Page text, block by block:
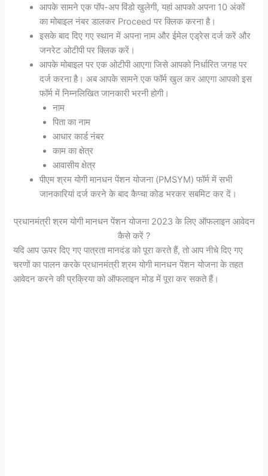
आपके सामने एक पॉप-अप विंडो खुलेगी, यहां आपको अपना 10 अंकों
का मोबाइल नंबर डालकर Proceed पर क्लिक करना है।
इसके बाद दिए गए स्थान में अपना नाम और ईमेल एड्रेस दर्ज करें और
जनरेट ओटीपी पर क्लिक करें।
आपके मोबाइल पर एक ओटीपी आएगा जिसे आपको निर्धारित जगह पर
दर्ज करना है। अब आपके सामने एक फॉर्म खुल कर आएगा आपको इस
फॉर्म में निम्नलिखित जानकारी भरनी होगी।
नाम
पिता का नाम
आधार कार्ड नंबर
काम का क्षेत्र
आवासीय क्षेत्र
पीएम श्रम योगी मानधन पेंशन योजना (PMSYM) फॉर्म में सभी
जानकारियां दर्ज करने के बाद कैप्चा कोड भरकर सबमिट कर दें।
प्रधानमंत्री श्रम योगी मानधन पेंशन योजना 2023 के लिए ऑफलाइन आवेदन
कैसे करें ?
यदि आप ऊपर दिए गए पात्रता मानदंड को पूरा करते हैं, तो आप नीचे दिए गए
चरणों का पालन करके प्रधानमंत्री श्रम योगी मानधन पेंशन योजना के तहत
आवेदन करने की प्रक्रिया को ऑफलाइन मोड में पूरा कर सकते हैं।